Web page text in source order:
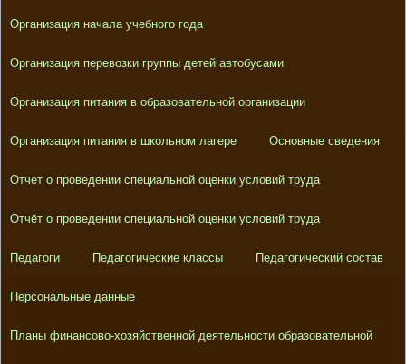
Организация начала учебного года
Организация перевозки группы детей автобусами
Организация питания в образовательной организации
Организация питания в школьном лагере Основные сведения
Отчет о проведении специальной оценки условий труда
Отчёт о проведении специальной оценки условий труда
Педагоги Педагогические классы Педагогический состав
Персональные данные
Планы финансово-хозяйственной деятельности образовательной